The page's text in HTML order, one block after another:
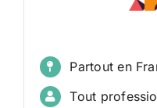
Partout en
Tout